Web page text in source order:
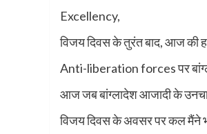
Excellency,
विजय दिवस के तुरंत बाद, आज की
Anti-liberation forces पर
आज जब बांग्लादेश आजादी के उनचास
विजय दिवस के अवसर पर कल मैंने